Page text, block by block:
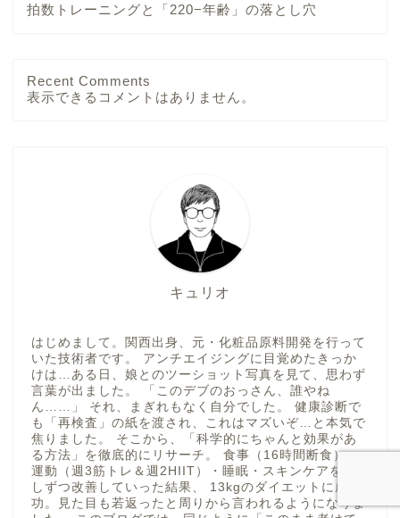
拍数トレーニングと「220−年齢」の落とし穴
Recent Comments
表示できるコメントはありません。
キュリオ
はじめまして。関西出身、元・化粧品原料開発を行って
いた技術者です。 アンチエイジングに目覚めたきっか
けは…ある日、娘とのツーショット写真を見て、思わず
言葉が出ました。 「このデブのおっさん、誰やね
ん……」 それ、まぎれもなく自分でした。 健康診断で
も「再検査」の紙を渡され、これはマズいぞ…と本気で
焦りました。 そこから、「科学的にちゃんと効果があ
る方法」を徹底的にリサーチ。 食事（16時間断食）・
運動（週3筋トレ＆週2HIIT）・睡眠・スキンケアを少
しずつ改善していった結果、 13kgのダイエットに成
功。見た目も若返ったと周りから言われるようになりま